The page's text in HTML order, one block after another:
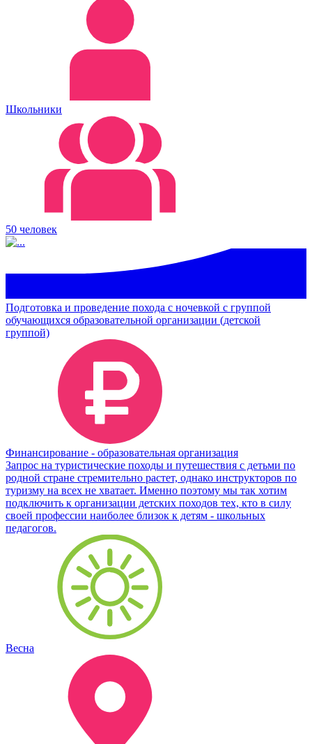
Школьники
50 человек
Подготовка и проведение похода с ночевкой с группой
обучающихся образовательной организации (детской
группой)
Финансирование - образовательная организация
Запрос на туристические походы и путешествия с детьми по
родной стране стремительно растет, однако инструкторов по
туризму на всех не хватает. Именно поэтому мы так хотим
подключить к организации детских походов тех, кто в силу
своей профессии наиболее близок к детям - школьных
педагогов.
Весна